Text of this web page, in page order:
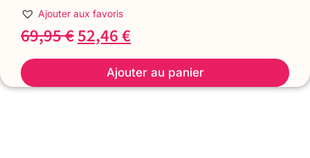
Ajouter aux favoris
69,95€52,46€
Ajouter au panier